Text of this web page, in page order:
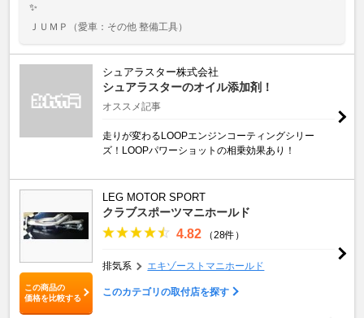
✨
ＪＵＭＰ
（愛車：その他 整備工具）
シュアラスター株式会社
シュアラスターのオイル添加剤！
オススメ記事
走りが変わるLOOPエンジンコーティングシリー
ズ！LOOPパワーショットの相乗効果あり！
この商品の
価格を比較する
LEG MOTOR SPORT
クラブスポーツマニホールド
4.82 （28件）
排気系 エキゾーストマニホールド
このカテゴリの取付店を探す